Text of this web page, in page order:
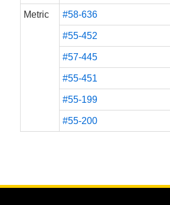
Metric #58-636
#55-452
#57-445
#55-451
#55-199
#55-200